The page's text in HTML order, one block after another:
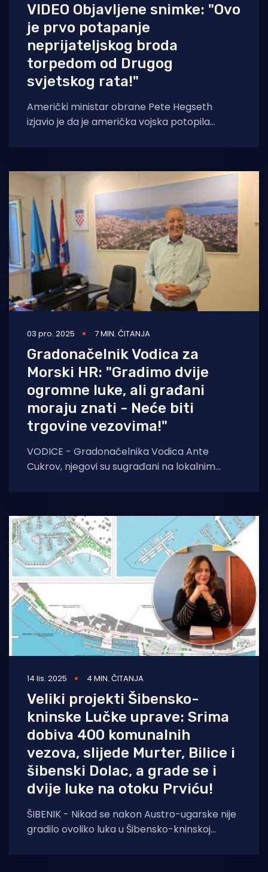
VIDEO Objavljene snimke: "Ovo
je prvo potapanje
neprijateljskog broda
torpedom od Drugog
svjetskog rata!"
Američki ministar obrane Pete Hegseth
izjavio je da je američka vojska potopila
istaknuvši
03 pro. 2025 7 MIN. ČITANJA
Gradonačelnik Vodica za
Morski HR: "Gradimo dvije
ogromne luke, ali građani
moraju znati - Neće biti
trgovine vezovima!"
VODICE - Gradonačelnika Vodica Ante
Cukrov, njegovi su sugrađani na lokalnim
mu, kako
14 lis. 2025 4 MIN. ČITANJA
Veliki projekti Šibensko-
kninske Lučke uprave: Srima
dobiva 400 komunalnih
vezova, slijede Murter, Bilice i
šibenski Dolac, a grade se i
dvije luke na otoku Prviću!
ŠIBENIK - Nikad se nakon Austro-ugarske nije
gradilo ovoliko luka u Šibensko-kninskoj
učvršćuju za